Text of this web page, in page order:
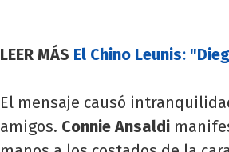
LEER MÁS El Chino Leunis:
El mensaje causó
amigos. Connie Ansaldi